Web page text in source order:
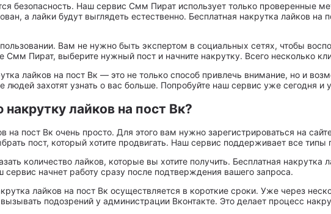
безопасность. Наш сервис Смм Пират использует только проверенные
а лайки будут выглядеть естественно. Бесплатная накрутка лайков
Вам не нужно быть экспертом в социальных сетях, чтобы
Смм Пират, выберите нужный пост и начните накрутку. Всего несколько
лайков на пост Вк — это не только способ привлечь внимание, но и
захотят узнать о вас больше. Попробуйте наш сервис уже сегодня и
лайков на пост Вк?
на пост Вк очень просто. Для этого вам нужно зарегистрироваться на
пост, который хотите продвигать. Наш сервис поддерживает все
количество лайков, которые вы хотите получить. Бесплатная накрутка
начнет работу сразу после подтверждения вашего запроса.
лайков на пост Вк осуществляется в короткие сроки. Уже через
подозрений у администрации Вконтакте. Это делает процесс